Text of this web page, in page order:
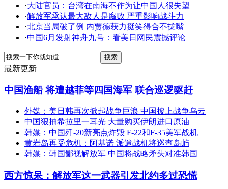
·大陆官员：台湾在南海不作为让中国人很失望
·解放军承认最大敌人是腐败 严重影响战斗力
·北京当局破了例 内贾德获力挺笑得合不拢嘴
·中国6月发射神舟九号：看美日网民震撼评论
最新更新
中国渔船 将遭越菲等四国海军 联合巡逻驱赶
外媒：美日韩再次掀起战争巨浪 中国披上战争乌云
中国狠抽希拉里一耳光 大量购买伊朗进口原油
韩媒：中国歼-20新亮点炸毁 F-22和F-35美军战机
黄岩岛再受危机：阿基诺 派遣战机将巡查岛屿
韩媒：韩国鄙视解放军 中国将战略矛头对准韩国
西方惊呆：解放军这一武器引发北约多过恐慌